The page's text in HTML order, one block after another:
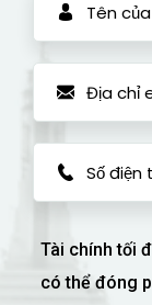
Tài chính tối
có thể đóng